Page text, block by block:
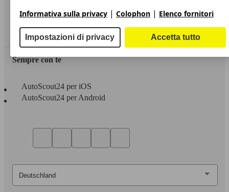
Servizi
Area rivenditori
Sempre con te
AutoScout24 per iOS
AutoScout24 per Android
Informativa sulla privacy | Colophon | Elenco fornitori
Impostazioni di privacy Accetta tutto